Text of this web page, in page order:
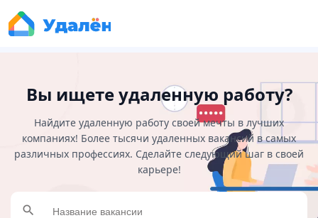
Вы ищете удаленную работу?
Найдите удаленную работу своей мечты в лучших
компаниях! Более тысячи удаленных вакансий в самых
различных профессиях. Сделайте следующий шаг в своей
карьере!
search